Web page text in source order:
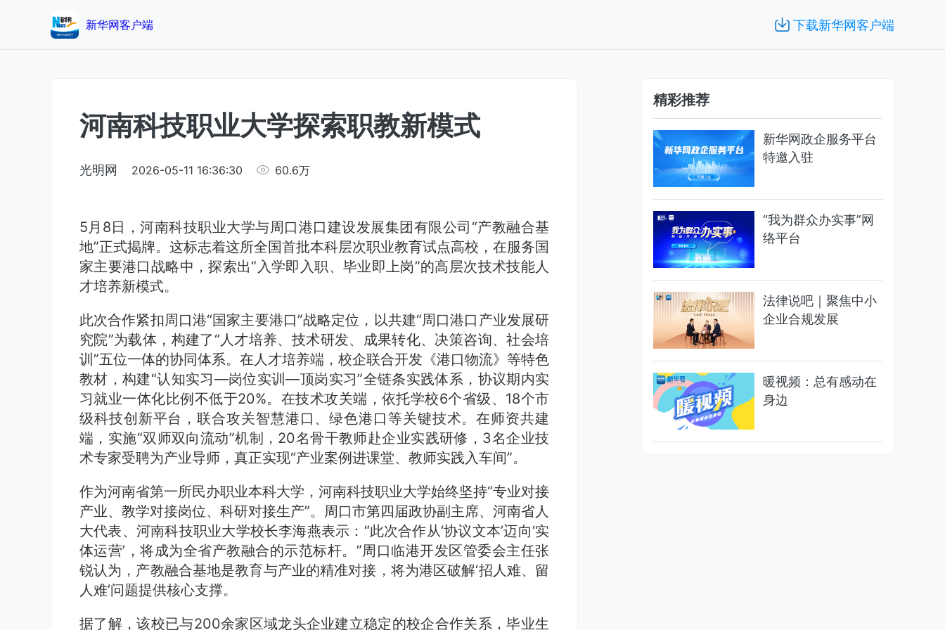
新华网客户端 下载新华网客户端
河南科技职业大学探索职教新模式
光明网 2026-05-11 16:36:30 60.6万
5月8日，河南科技职业大学与周口港口建设发展集团有限公司“产教融合基
地”正式揭牌。这标志着这所全国首批本科层次职业教育试点高校，在服务国
家主要港口战略中，探索出“入学即入职、毕业即上岗”的高层次技术技能人
才培养新模式。
此次合作紧扣周口港“国家主要港口”战略定位，以共建“周口港口产业发展研
究院”为载体，构建了“人才培养、技术研发、成果转化、决策咨询、社会培
训”五位一体的协同体系。在人才培养端，校企联合开发《港口物流》等特色
教材，构建“认知实习—岗位实训—顶岗实习”全链条实践体系，协议期内实
习就业一体化比例不低于20%。在技术攻关端，依托学校6个省级、18个市
级科技创新平台，联合攻关智慧港口、绿色港口等关键技术。在师资共建
端，实施“双师双向流动”机制，20名骨干教师赴企业实践研修，3名企业技
术专家受聘为产业导师，真正实现“产业案例进课堂、教师实践入车间”。
作为河南省第一所民办职业本科大学，河南科技职业大学始终坚持“专业对接
产业、教学对接岗位、科研对接生产”。周口市第四届政协副主席、河南省人
大代表、河南科技职业大学校长李海燕表示：“此次合作从‘协议文本’迈向‘实
体运营’，将成为全省产教融合的示范标杆。”周口临港开发区管委会主任张
锐认为，产教融合基地是教育与产业的精准对接，将为港区破解‘招人难、留
人难’问题提供核心支撑。
据了解，该校已与200余家区域龙头企业建立稳定的校企合作关系，毕业生
精彩推荐
新华网政企服务平台
特邀入驻
“我为群众办实事”网
络平台
法律说吧｜聚焦中小
企业合规发展
暖视频：总有感动在
身边